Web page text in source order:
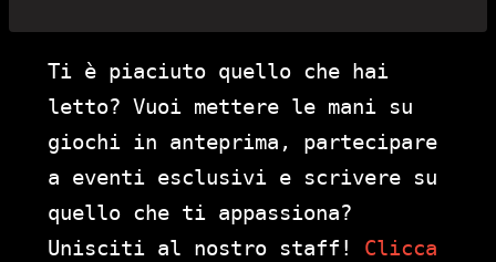
Ti è piaciuto quello che hai
letto? Vuoi mettere le mani su
giochi in anteprima, partecipare
a eventi esclusivi e scrivere su
quello che ti appassiona?
Unisciti al nostro staff! Clicca